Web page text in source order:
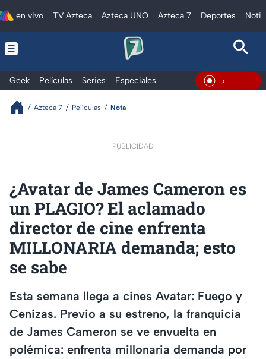
en vivo TV Azteca Azteca UNO Azteca 7 Deportes
Geek Películas Series Especiales En Vivo
Azteca 7 Películas Nota
PUBLICIDAD
¿Avatar de James Cameron es
un PLAGIO? El aclamado
director de cine enfrenta
MILLONARIA demanda; esto
se sabe
Esta semana llega a cines Avatar: Fuego y
Cenizas. Previo a su estreno, la franquicia
de James Cameron se ve envuelta en
polémica: enfrenta millonaria demanda por